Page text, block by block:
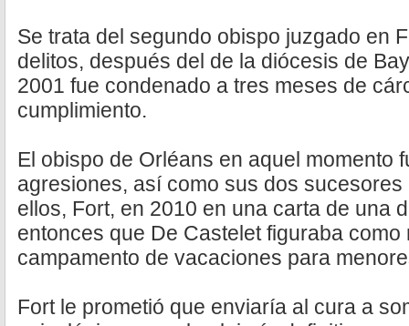
Se trata del segundo obispo juzgado en
delitos, después del de la diócesis de
2001 fue condenado a tres meses de
cumplimiento.
El obispo de Orléans en aquel momento
agresiones, así como sus dos
ellos, Fort, en 2010 en una carta de una
entonces que De Castelet figuraba
campamento de vacaciones para
Fort le prometió que enviaría al cura a